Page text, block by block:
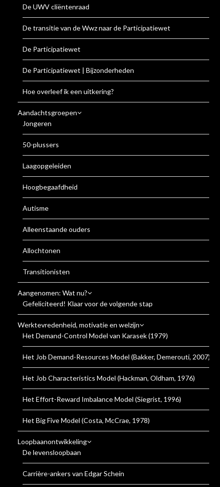
De UWV cliëntenraad
De transitie van de Wwz naar de Participatiewet
De Participatiewet
De Participatiewet | Bijzonderheden
Hoe overleef ik een uitkering?
Aandachtsgroepen
Jongeren
50-plussers
Laagopgeleiden
Hoogbegaafdheid
Autisme
Alleenstaande ouders
Allochtonen
Transitionisten
Aangenomen: Wat nu?
Gefeliciteerd! Klaar voor de volgende stap
Werktevredenheid, motivatie en welzijn
Het Demand-Control Model van Karasek (1979)
Het Job Demand-Resources Model (Bakker, Demerouti, 2007)
Het Job Characteristics Model (Hackman, Oldham, 1976)
Het Effort-Reward Imbalance Model (Siegrist, 1996)
Het Big Five Model (Costa, McCrae, 1978)
Loopbaanontwikkeling
De levensloopbaan
Carrière-ankers van Edgar Schein